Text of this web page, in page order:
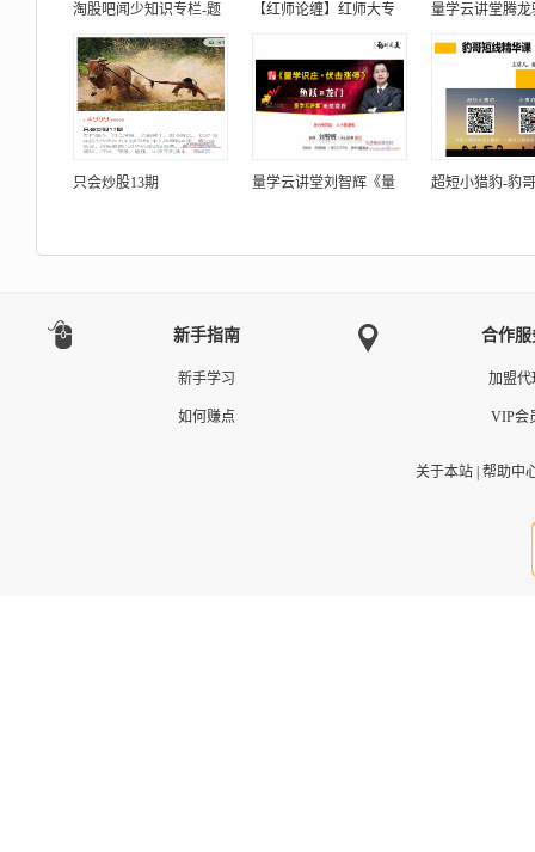
淘股吧闻少知识专栏-题 【红师论缠】红师大专 量学云讲堂腾龙
只会炒股13期 量学云讲堂刘智辉《量 超短小猎豹-豹
新手指南
新手学习
如何赚点
合作服
加盟代
VIP会
关于本站| 帮助中